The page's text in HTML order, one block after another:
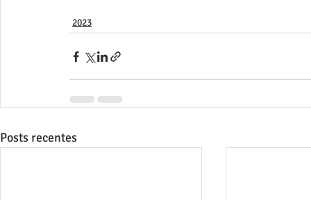
2023
Posts recentes